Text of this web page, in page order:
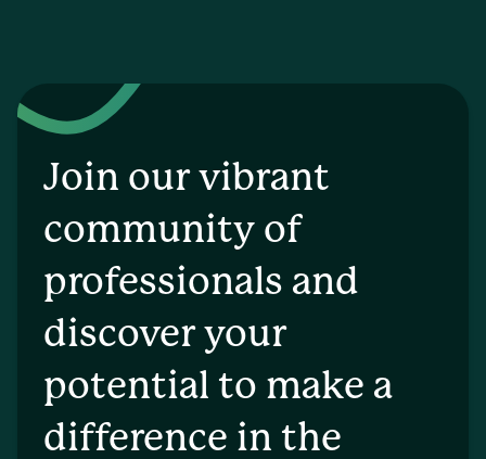
Join our vibrant
community of
professionals and
discover your
potential to make a
difference in the